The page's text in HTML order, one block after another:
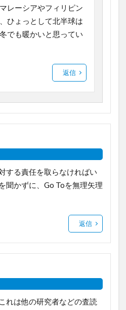
レーシアやフィリピン
ひょっとして北半球は
でも暖かいと思ってい
返信
する責任を取らなければい
聞かずに、Go Toを無理矢理
返信
れは他の研究者などの査読